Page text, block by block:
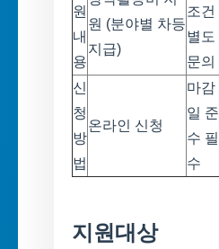
원
내
용
원 (분야별 차등
지급)
조건
별도
문의
신
청
방
법
온라인 신청
마감
일 준
수 필
수
지원대상